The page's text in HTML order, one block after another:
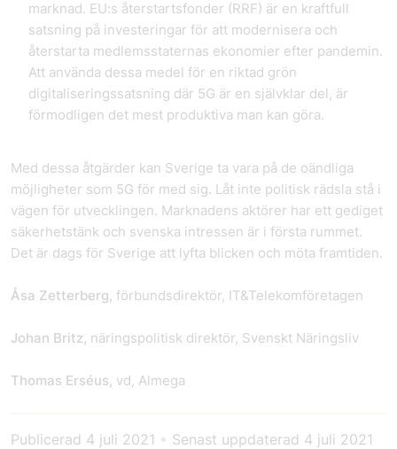
marknad. EU:s återstartsfonder (RRF) är en kraftfull
satsning på investeringar för att modernisera och
återstarta medlemsstaternas ekonomier efter pandemin.
Att använda dessa medel för en riktad grön
digitaliseringssatsning där 5G är en självklar del, är
förmodligen det mest produktiva man kan göra.
Med dessa åtgärder kan Sverige ta vara på de oändliga
möjligheter som 5G för med sig. Låt inte politisk rädsla stå i
vägen för utvecklingen. Marknadens aktörer har ett gediget
säkerhetstänk och svenska intressen är i första rummet.
Det är dags för Sverige att lyfta blicken och möta framtiden.
Åsa Zetterberg, förbundsdirektör, IT&Telekomföretagen
Johan Britz, näringspolitisk direktör, Svenskt Näringsliv
Thomas Erséus, vd, Almega
Publicerad 4 juli 2021 • Senast uppdaterad 4 juli 2021